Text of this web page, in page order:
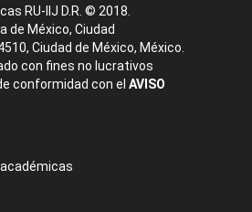
RU-IIJ D.R. © 2018.
de México, Ciudad
Ciudad de México, México.
con fines no lucrativos
conformidad con el AVISO